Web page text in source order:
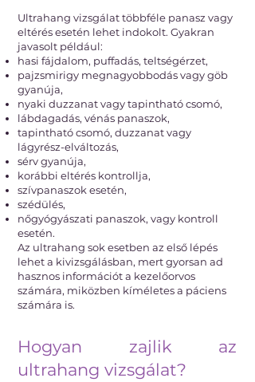
Ultrahang vizsgálat többféle panasz vagy
eltérés esetén lehet indokolt. Gyakran
javasolt például:
hasi fájdalom, puffadás, teltségérzet,
pajzsmirigy megnagyobbodás vagy göb
gyanúja,
nyaki duzzanat vagy tapintható csomó,
lábdagadás, vénás panaszok,
tapintható csomó, duzzanat vagy
lágyrész-elváltozás,
sérv gyanúja,
korábbi eltérés kontrollja,
szívpanaszok esetén,
szédülés,
nőgyógyászati panaszok, vagy kontroll
esetén.
Az ultrahang sok esetben az első lépés
lehet a kivizsgálásban, mert gyorsan ad
hasznos információt a kezelőorvos
számára, miközben kíméletes a páciens
számára is.
Hogyan zajlik az
ultrahang vizsgálat?